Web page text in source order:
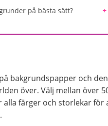
på bästa sätt?
Detta för att undvika att
förvaring vilket gör att
bakgrundspapper och
över. Välj mellan över
alla färger och storlekar